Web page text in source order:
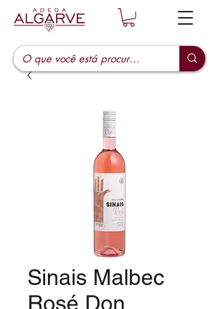
Sinais Malbec
Rosé Don